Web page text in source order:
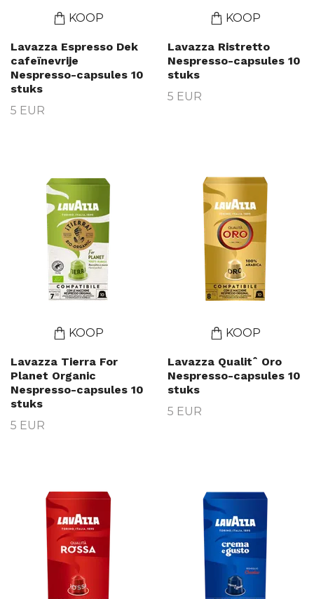
KOOP
Lavazza Espresso Dek
cafeïnevrije
Nespresso-capsules 10
stuks
5 EUR
KOOP
Lavazza Ristretto
Nespresso-capsules 10
stuks
5 EUR
KOOP
Lavazza Tierra For
Planet Organic
Nespresso-capsules 10
stuks
5 EUR
KOOP
Lavazza Qualitˆ Oro
Nespresso-capsules 10
stuks
5 EUR